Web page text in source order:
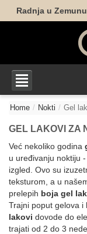
Radnja u
Home Nokti Gel
GEL LAKOVI ZA
Već nekoliko godina
u uređivanju noktiju
izgled. Ovo su
teksturom, a u
prelepih boja gel
Trajni poput gelova i
lakovi dovode do
trajati od 2 do 3